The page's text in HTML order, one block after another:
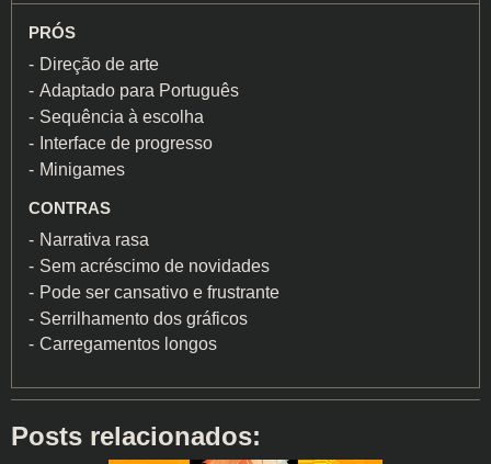
PRÓS
Direção de arte
Adaptado para Português
Sequência à escolha
Interface de progresso
Minigames
CONTRAS
Narrativa rasa
Sem acréscimo de novidades
Pode ser cansativo e frustrante
Serrilhamento dos gráficos
Carregamentos longos
Posts relacionados: